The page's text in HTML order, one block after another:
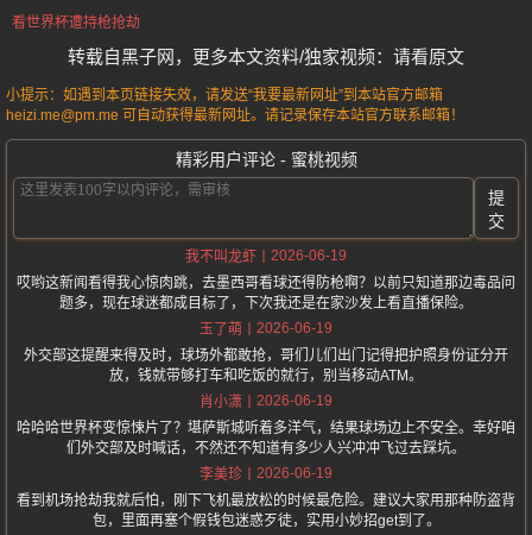
看世界杯遭持枪抢劫
转载自黑子网，更多本文资料/独家视频：请看原文
小提示：如遇到本页链接失效，请发送“我要最新网址”到本站官方邮箱
heizi.me@pm.me 可自动获得最新网址。请记录保存本站官方联系邮箱！
精彩用户评论 - 蜜桃视频
提
交
我不叫龙虾
2026-06-19
哎哟这新闻看得我心惊肉跳，去墨西哥看球还得防枪啊？以前只知道那边毒品问
题多，现在球迷都成目标了，下次我还是在家沙发上看直播保险。
玉了萌
2026-06-19
外交部这提醒来得及时，球场外都敢抢，哥们儿们出门记得把护照身份证分开
放，钱就带够打车和吃饭的就行，别当移动ATM。
肖小潇
2026-06-19
哈哈哈世界杯变惊悚片了？堪萨斯城听着多洋气，结果球场边上不安全。幸好咱
们外交部及时喊话，不然还不知道有多少人兴冲冲飞过去踩坑。
李美珍
2026-06-19
看到机场抢劫我就后怕，刚下飞机最放松的时候最危险。建议大家用那种防盗背
包，里面再塞个假钱包迷惑歹徒，实用小妙招get到了。